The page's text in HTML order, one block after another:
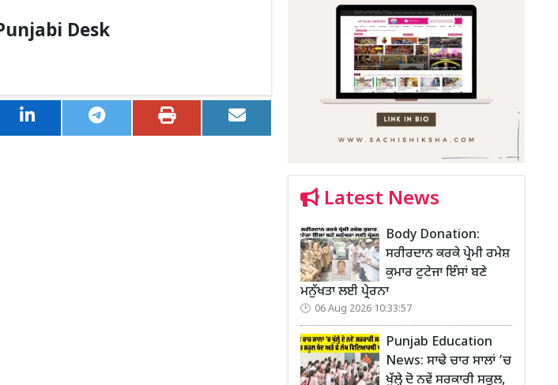
Desk
Latest News
Body Donation:
ਸਰੀਰਦਾਨ ਕਰਕੇ ਪ੍ਰੇਮੀ ਰਮੇਸ਼
ਕੁਮਾਰ ਟੁਟੇਜਾ ਇੰਸਾਂ ਬਣੇ
ਮਨੁੱਖਤਾ ਲਈ ਪ੍ਰੇਰਨਾ
06 Aug 2026 10:33:57
Punjab Education
News: ਸਾਢੇ ਚਾਰ ਸਾਲਾਂ ’ਚ
ਖੁੱਲ੍ਹੇ ਦੋ ਨਵੇਂ ਸਰਕਾਰੀ ਸਕੂਲ,